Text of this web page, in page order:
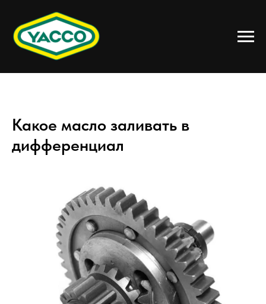
Какое масло заливать в
дифференциал